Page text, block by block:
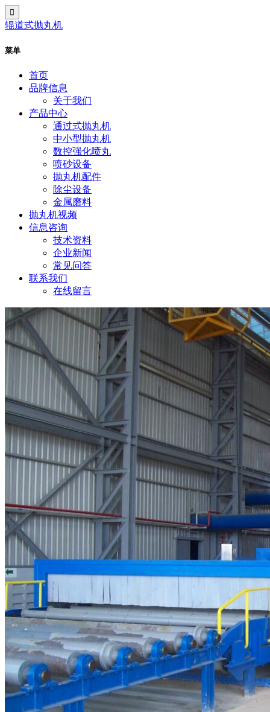
辊道式抛丸机
菜单
首页
品牌信息
关于我们
产品中心
通过式抛丸机
中小型抛丸机
数控强化喷丸
喷砂设备
抛丸机配件
除尘设备
金属磨料
抛丸机视频
信息咨询
技术资料
企业新闻
常见问答
联系我们
在线留言